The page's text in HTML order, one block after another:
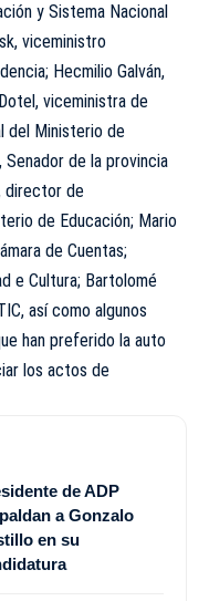
y Sistema Nacional
viceministro
Hecmilio Galván,
viceministra de
del Ministerio de
Senador de la provincia
director de
de Educación; Mario
de Cuentas;
e Cultura; Bartolomé
así como algunos
han preferido la auto
los actos de
de ADP
a Gonzalo
en su